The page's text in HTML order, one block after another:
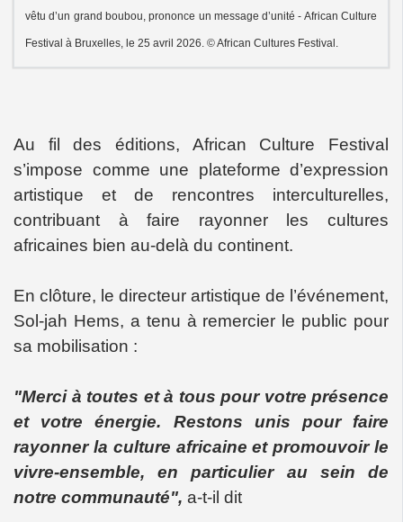
vêtu d’un grand boubou, prononce un message d’unité - African Culture
Festival à Bruxelles, le 25 avril 2026. © African Cultures Festival.
Au fil des éditions, African Culture Festival
s’impose comme une plateforme d’expression
artistique et de rencontres interculturelles,
contribuant à faire rayonner les cultures
africaines bien au-delà du continent.
En clôture, le directeur artistique de l’événement,
Sol-jah Hems, a tenu à remercier le public pour
sa mobilisation :
"Merci à toutes et à tous pour votre présence
et votre énergie. Restons unis pour faire
rayonner la culture africaine et promouvoir le
vivre-ensemble, en particulier au sein de
notre communauté", a-t-il dit